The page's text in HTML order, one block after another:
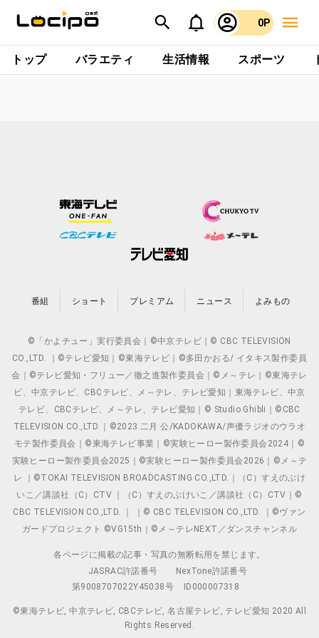
0P
トップ バラエティ 生活情報 スポーツ
番組 ショート プレミアム ニュース よみもの
©「かよチュー」実行委員会｜©中京テレビ｜© CBC TELEVISION
CO.,LTD. ｜©テレビ愛知｜©東海テレビ｜©多田かおる/ イタキス製作委員
会｜©テレビ愛知・フリュー／徹之進製作委員会｜©メ～テレ｜©東海テレ
ビ、中京テレビ、CBCテレビ、メ～テレ、テレビ愛知｜東海テレビ、中京
テレビ、CBCテレビ、メ～テレ、テレビ愛知｜© Studio Ghibli｜©CBC
TELEVISION CO.,LTD.｜©2023 二月 公/KADOKAWA/声優ラジオのウラオ
モテ製作委員会｜©東海テレビ事業｜©実験ヒーロー製作委員会2024｜©
実験ヒーロー製作委員会2025｜©実験ヒーロー製作委員会2026｜©メ～テ
レ ｜©TOKAI TELEVISION BROADCASTING CO.,LTD.｜（C）すえのぶけ
いこ／講談社（C）CTV ｜（C）すえのぶけいこ／講談社（C）CTV｜©
CBC TELEVISION CO.,LTD. ｜ ｜© CBC TELEVISION CO.,LTD. ｜©ヴァン
ガードプロジェクト ©VG15th｜©メ～テレNEXT／ダンスチャンネル
各ページに掲載の記事・写真の無断転用を禁じます。
JASRAC許諾番号
NexTone許諾番号
第9008707022Y45038号
ID000007318
©東海テレビ, 中京テレビ, CBCテレビ, 名古屋テレビ, テレビ愛知 2020 All
Rights Reserved.